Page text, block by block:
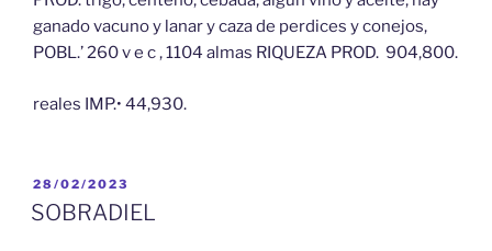
ganado vacuno y lanar y caza de perdices y conejos,
POBL.’ 260 v e c , 1104 almas RIQUEZA PROD. 904,800.
reales IMP.• 44,930.
PUBLICADO
EL
28/02/2023
SOBRADIEL